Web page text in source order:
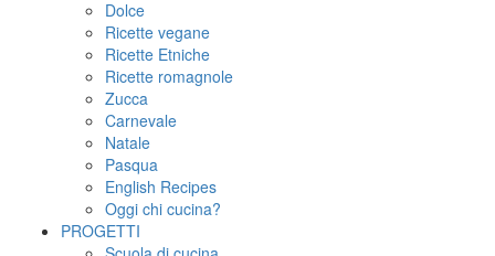
Dolce
Ricette vegane
Ricette Etniche
Ricette romagnole
Zucca
Carnevale
Natale
Pasqua
English Recipes
Oggi chi cucina?
PROGETTI